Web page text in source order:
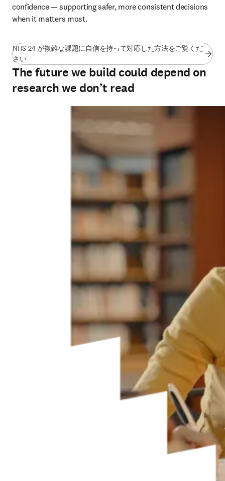
confidence — supporting safer, more consistent decisions
when it matters most.
NHS 24 が複雑な課題に自信を持って対応した方法をご覧くだ
さい(
The future we build could depend on
research we don’t read